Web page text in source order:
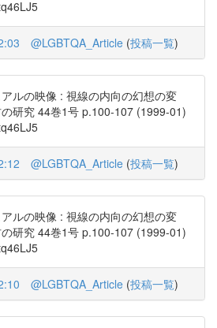
@LGBTQA_Article (投稿一覧)
アルの映像 : 視線の内向の幻想の変
研究 44巻1号 p.100-107 (1999-01)
@LGBTQA_Article (投稿一覧)
アルの映像 : 視線の内向の幻想の変
研究 44巻1号 p.100-107 (1999-01)
@LGBTQA_Article (投稿一覧)